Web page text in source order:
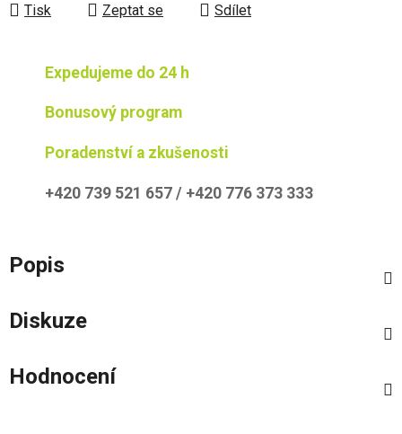
Tisk Zeptat se Sdílet
Expedujeme do 24 h
Bonusový program
Poradenství a zkušenosti
+420 739 521 657 / +420 776 373 333
Popis
Diskuze
Hodnocení